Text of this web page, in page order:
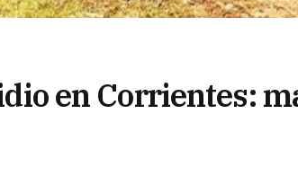
en Corrientes: